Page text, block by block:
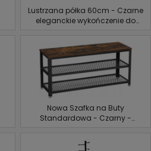
Lustrzana półka 60cm - Czarne
eleganckie wykończenie do
Nowa Szafka na Buty
Standardowa - Czarny -